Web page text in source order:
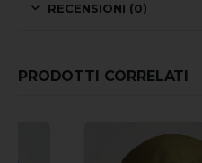
RECENSIONI (0)
PRODOTTI CORRELATI